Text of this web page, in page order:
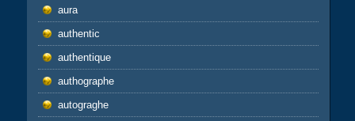
aura
authentic
authentique
authographe
autograghe